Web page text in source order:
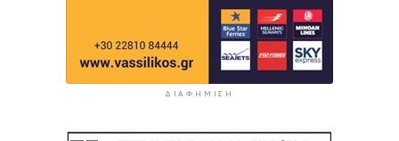
ΔΙΑΦΉΜΙΣΗ